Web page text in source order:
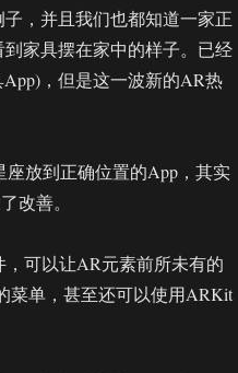
子，并且我们也都知道一家正
家具摆在家中的样子。已经
，但是这一波新的AR热
座放到正确位置的App，其实
改善。
可以让AR元素前所未有的
菜单，甚至还可以使用ARKit